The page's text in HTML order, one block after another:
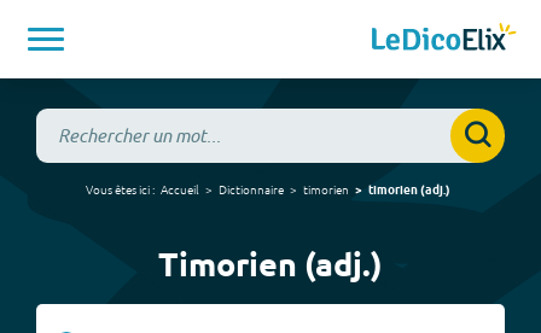
Vous êtes ici : Accueil Dictionnaire timorien timorien(adj.)
Timorien (adj.)